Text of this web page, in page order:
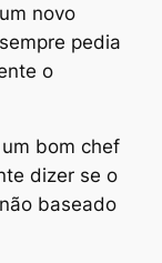
novo
pedia
o
bom chef
dizer se o
baseado